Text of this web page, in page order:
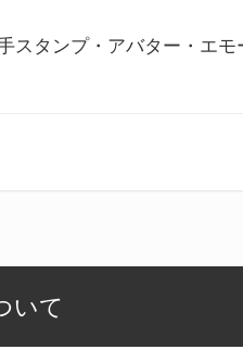
スタンプ・アバター・エ
いて